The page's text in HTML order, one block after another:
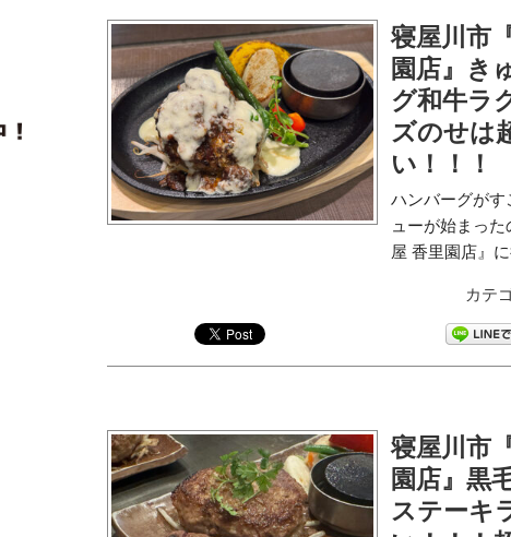
寝屋川市
園店』き
グ和牛ラ
ズのせは
い！！！
ハンバーグが
ューが始まっ
屋 香里園店』
カテ
寝屋川市
園店』黒
ステーキ